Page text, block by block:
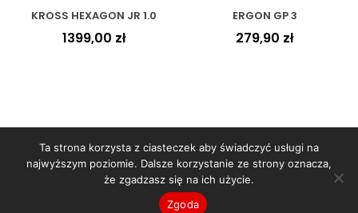
KROSS HEXAGON JR 1.0
1399,00 zł
ERGON GP 3
279,90 zł
Copyright © 2026WORBIKE- sklep rowerowy | Projekt
witryny Printed
Ta strona korzysta z ciasteczek aby świadczyć usługi na
najwyższym poziomie. Dalsze korzystanie ze strony oznacza,
że zgadzasz się na ich użycie.
Zgoda